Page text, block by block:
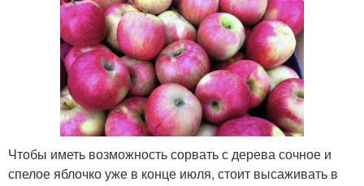
Чтобы иметь возможность сорвать с дерева сочное и
спелое яблочко уже в конце июля, стоит высаживать в